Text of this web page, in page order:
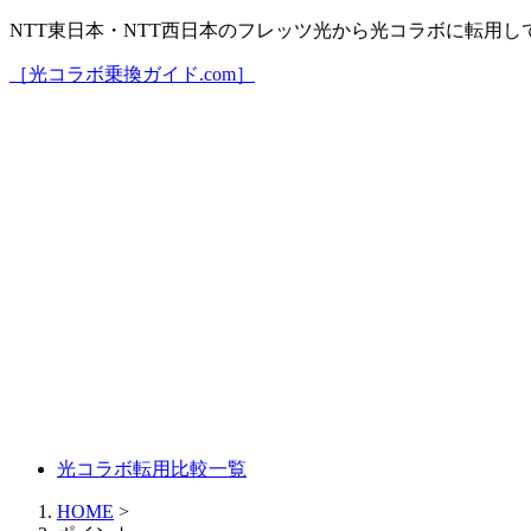
NTT東日本・NTT西日本のフレッツ光から光コラボに転用し
［光コラボ乗換ガイド.com］
光コラボ転用比較一覧
HOME >